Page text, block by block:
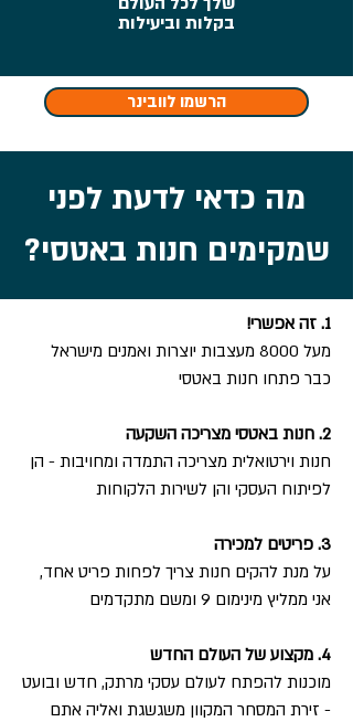
בקלות וביעילות
הרשמו לוובינר
מה כדאי לדעת לפני
שמקימים חנות באטסי?
1. זה אפשרי!
מעל 8000 מעצבות יוצרות ואמנים מישראל
כבר פתחו חנות באטסי
2. חנות באטסי מצריכה השקעה
חנות וירטואלית מצריכה התמדה ומחויבות - הן
לפיתוח העסקי והן לשירות הלקוחות
3. פריטים למכירה
על מנת להקים חנות צריך לפחות פריט אחד,
אני ממליץ מינימום 9 ומשם מתקדמים
4. מקצוע של העולם החדש
מוכנות להפתח לעולם עסקי מרתק, חדש ובועט
- זירת המסחר המקוון משגשגת ואליה אתם